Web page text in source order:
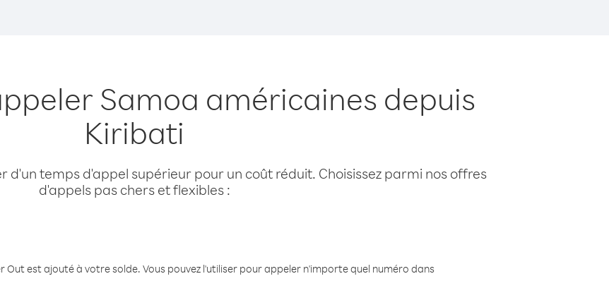
Samoa américaines depuis
Kiribati
d'un temps d'appel supérieur pour un coût réduit. Choisissez parmi nos offres
d'appels pas chers et flexibles :
est ajouté à votre solde. Vous pouvez l'utiliser pour appeler n'importe quel numéro dans